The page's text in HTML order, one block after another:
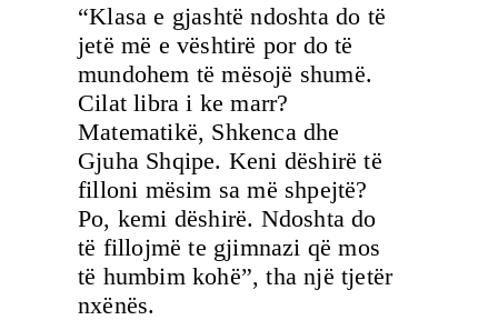
“Klasa e gjashtë ndoshta do të
jetë më e vështirë por do të
mundohem të mësojë shumë.
Cilat libra i ke marr?
Matematikë, Shkenca dhe
Gjuha Shqipe. Keni dëshirë të
filloni mësim sa më shpejtë?
Po, kemi dëshirë. Ndoshta do
të fillojmë te gjimnazi që mos
të humbim kohë”, tha një tjetër
nxënës.